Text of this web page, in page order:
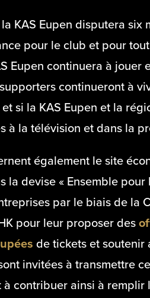
la KAS Eupen disputera
pour le club et pour
Eupen continuera à jouer
continueront à
si la KAS Eupen et la
à la télévision et dans la
également le site
la devise « Ensemble pour
par le biais de la
pour leur proposer des
de tickets et soutenir
invitées à transmettre
contribuer ainsi à remplir